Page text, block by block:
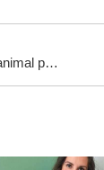
Quoi offrir à votre animal pour Noël ?